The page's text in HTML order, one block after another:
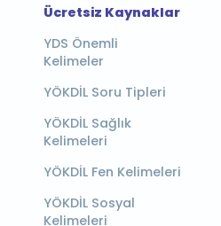
Ücretsiz Kaynaklar
YDS Önemli
Kelimeler
YÖKDİL Soru Tipleri
YÖKDİL Sağlık
Kelimeleri
YÖKDİL Fen Kelimeleri
YÖKDİL Sosyal
Kelimeleri